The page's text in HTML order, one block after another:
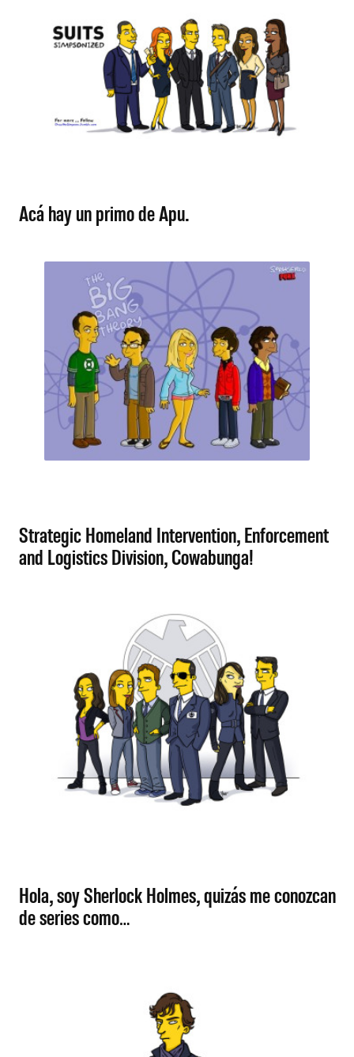
Acá hay un primo de Apu.
Strategic Homeland Intervention, Enforcement
and Logistics Division, Cowabunga!
Hola, soy Sherlock Holmes, quizás me conozcan
de series como…